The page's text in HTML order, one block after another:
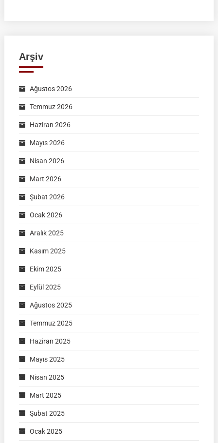
Arşiv
Ağustos 2026
Temmuz 2026
Haziran 2026
Mayıs 2026
Nisan 2026
Mart 2026
Şubat 2026
Ocak 2026
Aralık 2025
Kasım 2025
Ekim 2025
Eylül 2025
Ağustos 2025
Temmuz 2025
Haziran 2025
Mayıs 2025
Nisan 2025
Mart 2025
Şubat 2025
Ocak 2025